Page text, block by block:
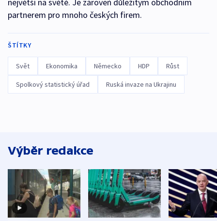
největší na světě. Je zároveň důležitým obchodním
partnerem pro mnoho českých firem.
ŠTÍTKY
Svět Ekonomika Německo HDP Růst
Spolkový statistický úřad Ruská invaze na Ukrajinu
Výběr redakce